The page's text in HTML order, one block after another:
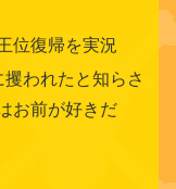
位復帰を実況
われたと知らさ
お前が好きだ